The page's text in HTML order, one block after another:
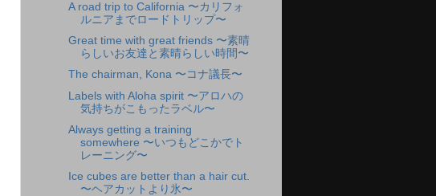
A road trip to California 〜カリフォ
ルニアまでロードトリップ〜
Great time with great friends 〜素晴
らしいお友達と素晴らしい時間〜
The chairman, Kona 〜コナ議長〜
Labels with Aloha spirit 〜アロハの
気持ちがこもったラベル〜
Always getting a training
somewhere 〜いつもどこかでト
レーニング〜
Ice cubes are better than a hair cut.
〜ヘアカットより氷〜